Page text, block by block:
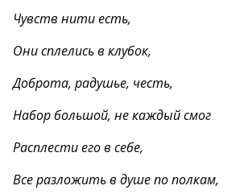
Чувств нити есть,
Они сплелись в клубок,
Доброта, радушье, честь,
Набор большой, не каждый смог
Расплести его в себе,
Все разложить в душе по полкам,